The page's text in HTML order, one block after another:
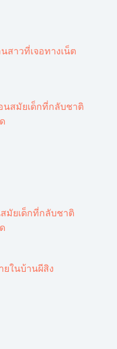
สาวที่เจอทางเน็ต
มัยเด็กที่กลับชาติ